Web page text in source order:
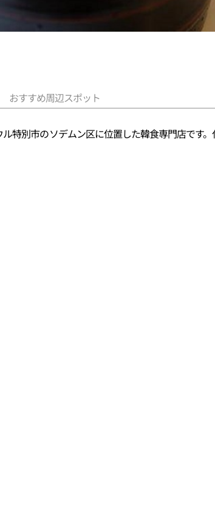
おすすめ周辺スポット
特別市のソデムン区に位置した韓食専門店です。